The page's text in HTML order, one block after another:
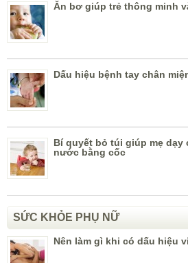
Ăn bơ giúp trẻ thông minh
Dấu hiệu bệnh tay chân
Bí quyết bỏ túi giúp mẹ dạy
nước bằng cốc
SỨC KHỎE PHỤ NỮ
Nên làm gì khi có dấu hiệu